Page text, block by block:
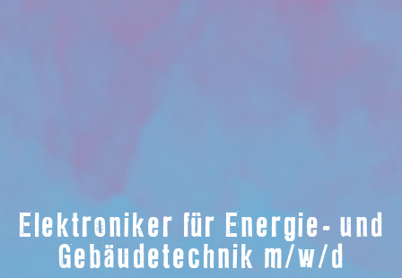
Elektroniker für Energie- und
Gebäudetechnik m/w/d